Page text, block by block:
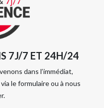
7J/7 ET 24H/24
dans l’immédiat,
le formulaire ou à nous